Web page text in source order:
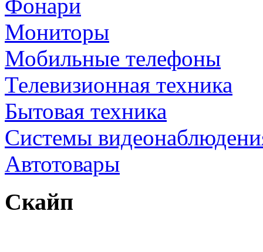
Фонари
Мониторы
Мобильные телефоны
Телевизионная техника
Бытовая техника
Cистемы
Автотовары
Скайп